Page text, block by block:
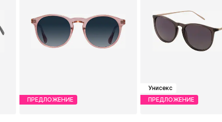
ПРЕДЛОЖЕНИЕ
Унисекс
ПРЕДЛОЖЕНИЕ